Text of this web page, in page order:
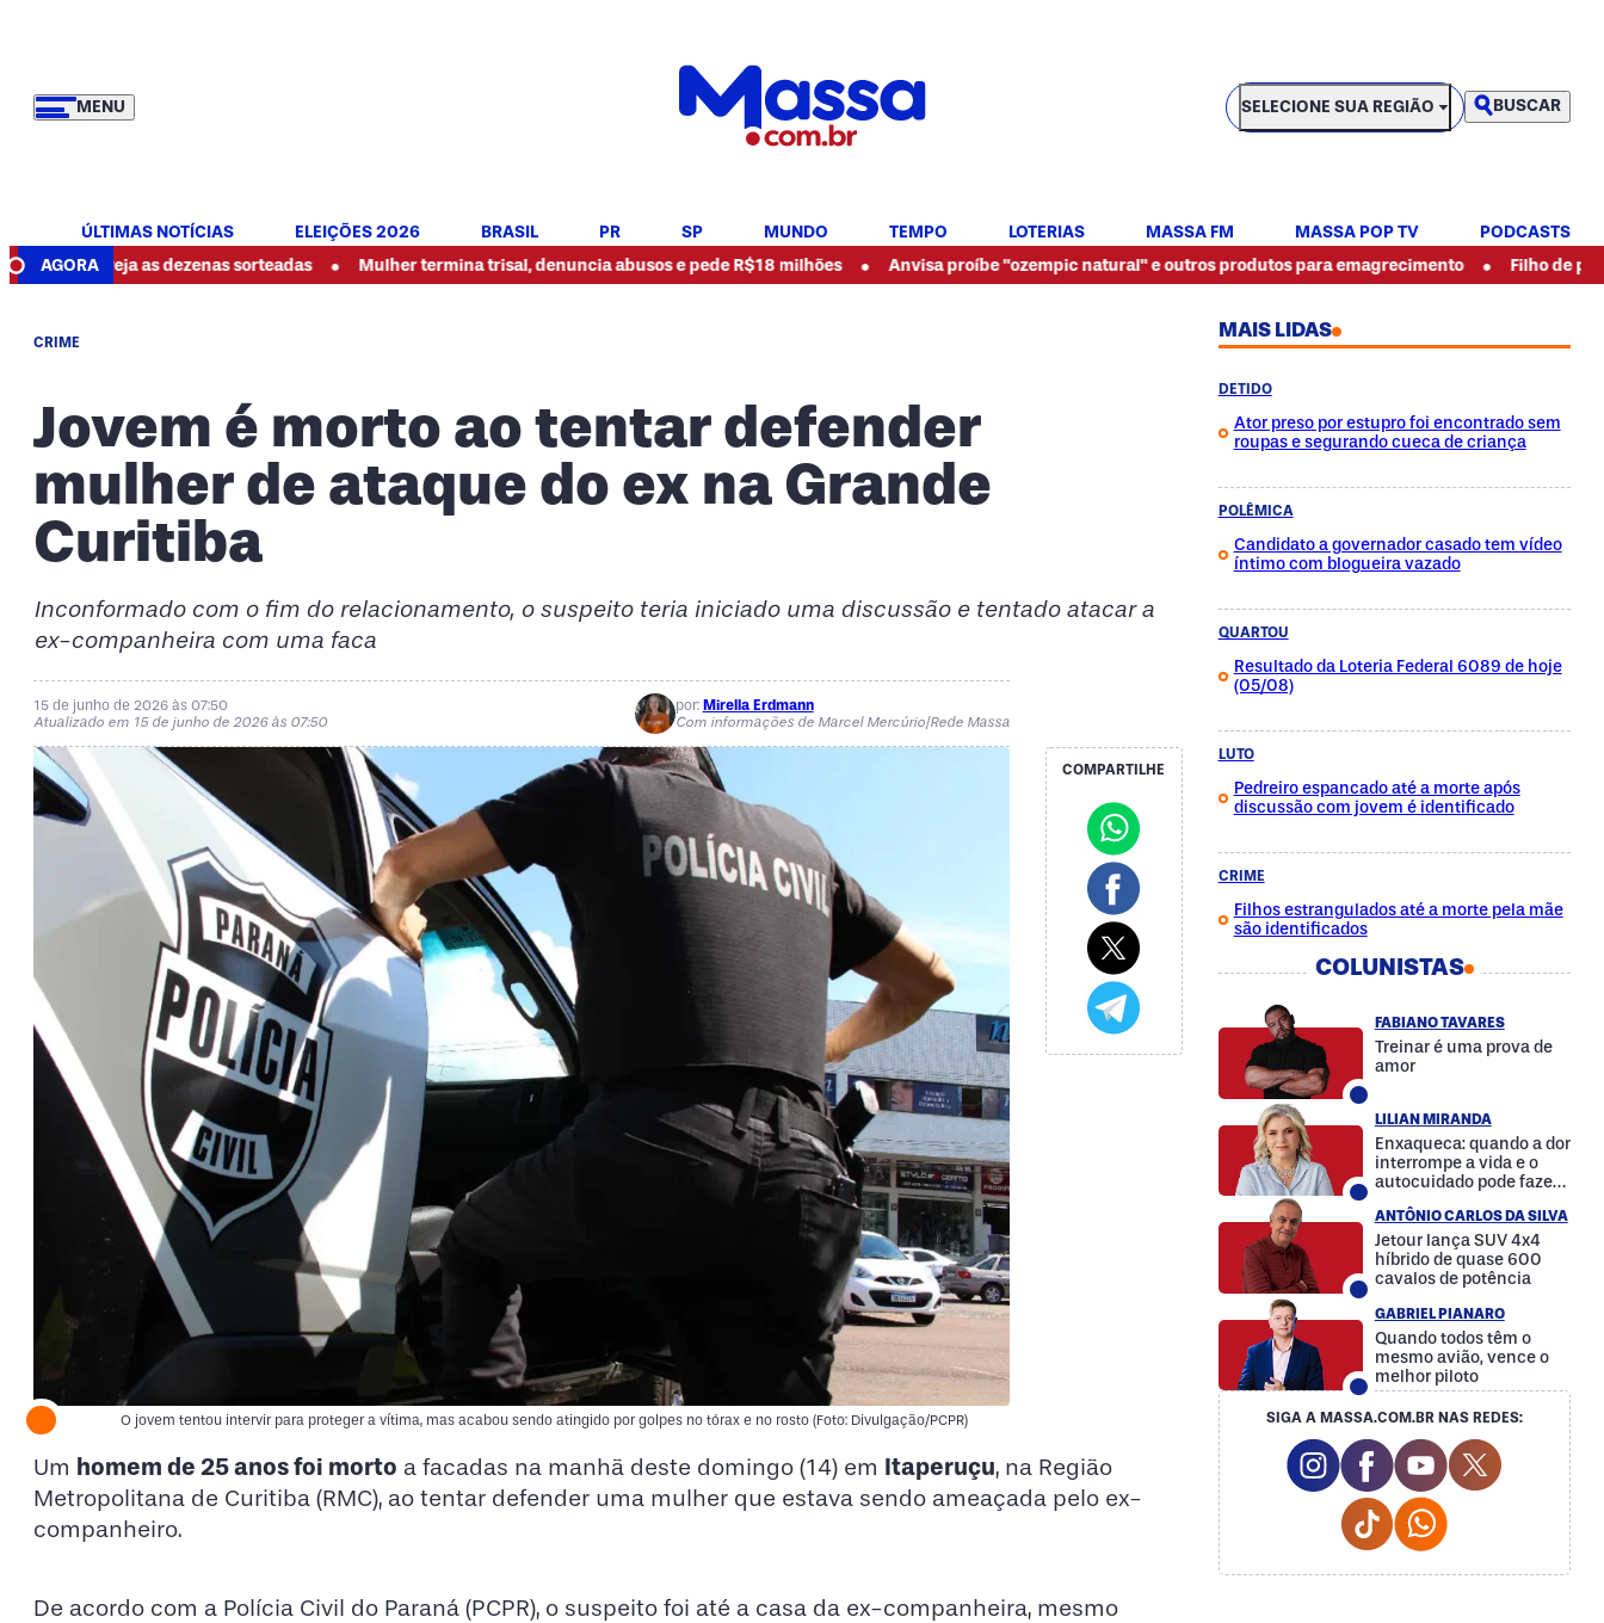
MENU
SELECIONE SUA REGIÃO
SELECIONE SUA REGIÃO BUSCAR
ÚLTIMAS NOTÍCIAS ELEIÇÕES 2026 BRASIL PR SP MUNDO TEMPO LOTERIAS MASSA FM MASSA POP TV
PODCASTS
AGORA
veja as dezenas sorteadas • Mulher termina trisal, denuncia abusos e pede R$18 milhões • Anvisa proíbe "ozempic natural" e outros produtos para emagrecimento • Filho de pintor
CRIME
Jovem é morto ao tentar defender
mulher de ataque do ex na Grande
Curitiba
Inconformado com o fim do relacionamento, o suspeito teria iniciado uma discussão e tentado atacar a
ex-companheira com uma faca
15 de junho de 2026 às 07:50
Atualizado em 15 de junho de 2026 às 07:50
por: Mirella Erdmann
Com informações de Marcel Mercúrio/Rede Massa
O jovem tentou intervir para proteger a vítima, mas acabou sendo atingido por golpes no tórax e no rosto (Foto: Divulgação/PCPR)
COMPARTILHE
Um homem de 25 anos foi morto a facadas na manhã deste domingo (14) em Itaperuçu, na Região
Metropolitana de Curitiba (RMC), ao tentar defender uma mulher que estava sendo ameaçada pelo ex-
companheiro.
De acordo com a Polícia Civil do Paraná (PCPR), o suspeito foi até a casa da ex-companheira, mesmo
MAIS LIDAS
DETIDO
Ator preso por estupro foi encontrado sem
roupas e segurando cueca de criança
POLÊMICA
Candidato a governador casado tem vídeo
íntimo com blogueira vazado
QUARTOU
Resultado da Loteria Federal 6089 de hoje
(05/08)
LUTO
Pedreiro espancado até a morte após
discussão com jovem é identificado
CRIME
Filhos estrangulados até a morte pela mãe
são identificados
COLUNISTAS
FABIANO TAVARES
Treinar é uma prova de
amor
LILIAN MIRANDA
Enxaqueca: quando a dor
interrompe a vida e o
autocuidado pode fazer
ANTÔNIO CARLOS DA SILVA
Jetour lança SUV 4x4
híbrido de quase 600
cavalos de potência
GABRIEL PIANARO
Quando todos têm o
mesmo avião, vence o
melhor piloto
SIGA A MASSA.COM.BR NAS REDES:
Instagram Social Media
Facebook Social Media
Youtube Social
Twitter
Tiktok Social Media
Whatsapp